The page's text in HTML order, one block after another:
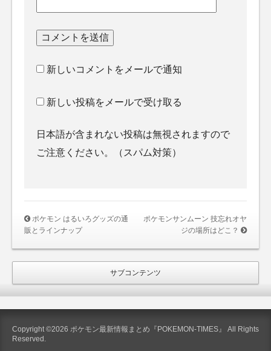
新しいコメントをメールで通知
新しい投稿をメールで受け取る
日本語が含まれない投稿は無視されますので
ご注意ください。（スパム対策）
ポケモン はるいろグッズの通
販とラインナップ
ポケモンサンムーン 技忘れオヤ
ジの場所はどこ？
サブコンテンツ
Copyright ©2026 ポケモン最新情報まとめ『POKEMON-TIMES』 All Rights
Reserved.